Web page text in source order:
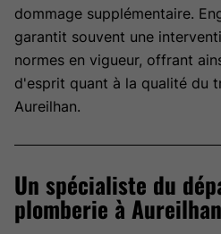
dommage supplémentaire.
garantit souvent une
normes en vigueur, offrant
d'esprit quant à la qualité du
Aureilhan.
Un spécialiste du
plomberie à Aureilhan